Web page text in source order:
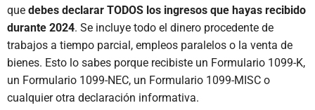
que debes declarar TODOS los ingresos que hayas recibido
durante 2024. Se incluye todo el dinero procedente de
trabajos a tiempo parcial, empleos paralelos o la venta de
bienes. Esto lo sabes porque recibiste un Formulario 1099-K,
un Formulario 1099-NEC, un Formulario 1099-MISC o
cualquier otra declaración informativa.